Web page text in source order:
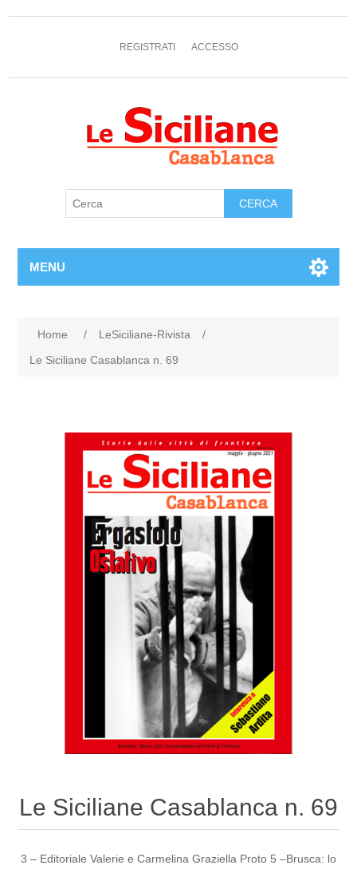
REGISTRATI ACCESSO
MENU
Home / LeSiciliane-Rivista
/
Le Siciliane Casablanca n. 69
Le Siciliane Casablanca n. 69
3 – Editoriale Valerie e Carmelina Graziella Proto 5 –Brusca: lo